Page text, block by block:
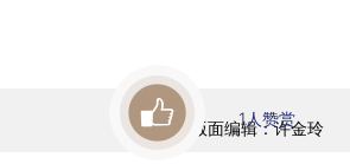
版面编辑：许金玲
1人赞赏